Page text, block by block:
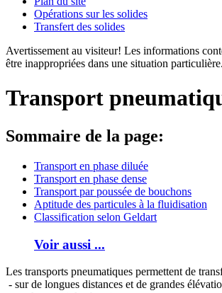
Opérations sur les solides
Transfert des solides
Avertissement au visiteur! Les informations
être inappropriées dans une situation
Transport
Sommaire de la page:
Transport en phase diluée
Transport en phase dense
Transport par poussée de bouchons
Aptitude des particules à la fluidisation
Classification selon Geldart
Voir aussi ...
Les transports pneumatiques permettent de
- sur de longues distances et de grandes